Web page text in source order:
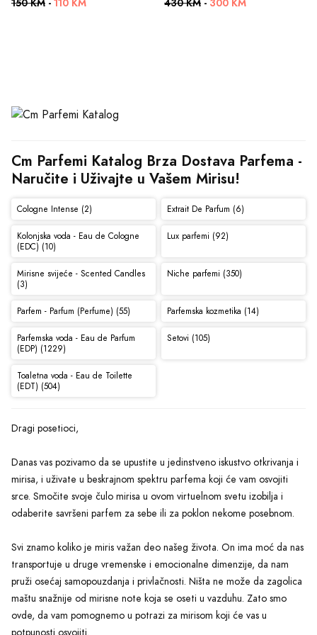
Cm Parfemi Katalog Brza Dostava Parfema -
Naručite i Uživajte u Vašem Mirisu!
Cologne Intense (2) Extrait De Parfum (6)
Kolonjska voda - Eau de Cologne
(EDC) (10)
Lux parfemi (92)
Mirisne svijeće - Scented Candles
(3)
Niche parfemi (350)
Parfem - Parfum (Perfume) (55) Parfemska kozmetika (14)
Parfemska voda - Eau de Parfum
(EDP) (1229)
Setovi (105)
Toaletna voda - Eau de Toilette
(EDT) (504)
Dragi posetioci,
Danas vas pozivamo da se upustite u jedinstveno iskustvo otkrivanja i
mirisa, i uživate u beskrajnom spektru parfema koji će vam osvojiti
srce. Smočite svoje čulo mirisa u ovom virtuelnom svetu izobilja i
odaberite savršeni parfem za sebe ili za poklon nekome posebnom.
Svi znamo koliko je miris važan deo našeg života. On ima moć da nas
transportuje u druge vremenske i emocionalne dimenzije, da nam
pruži osećaj samopouzdanja i privlačnosti. Ništa ne može da zagolica
maštu snažnije od mirisne note koja se oseti u vazduhu. Zato smo
ovde, da vam pomognemo u potrazi za mirisom koji će vas u